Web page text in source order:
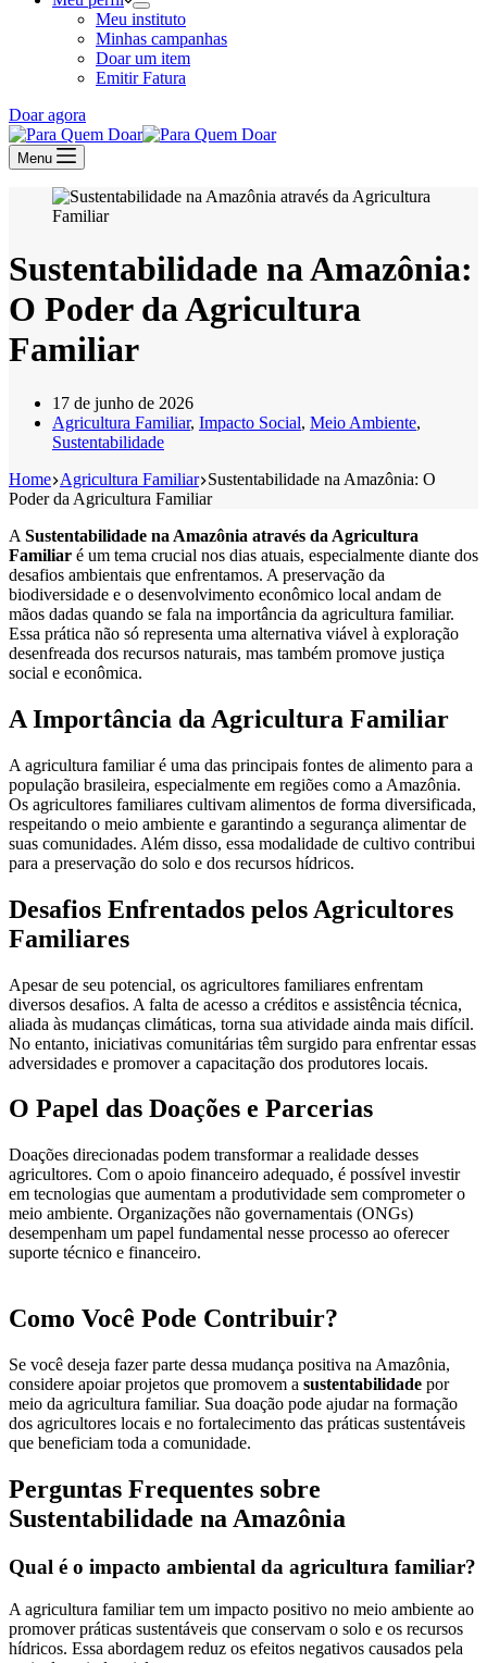
Meu instituto
Minhas campanhas
Doar um item
Emitir Fatura
Doar agora
Menu
Sustentabilidade na Amazônia:
O Poder da Agricultura
Familiar
17 de junho de 2026
Agricultura Familiar, Impacto Social, Meio Ambiente,
Sustentabilidade
Home Agricultura Familiar Sustentabilidade na Amazônia: O
Poder da Agricultura Familiar
A Sustentabilidade na Amazônia através da Agricultura
Familiar é um tema crucial nos dias atuais, especialmente diante dos
desafios ambientais que enfrentamos. A preservação da
biodiversidade e o desenvolvimento econômico local andam de
mãos dadas quando se fala na importância da agricultura familiar.
Essa prática não só representa uma alternativa viável à exploração
desenfreada dos recursos naturais, mas também promove justiça
social e econômica.
A Importância da Agricultura Familiar
A agricultura familiar é uma das principais fontes de alimento para a
população brasileira, especialmente em regiões como a Amazônia.
Os agricultores familiares cultivam alimentos de forma diversificada,
respeitando o meio ambiente e garantindo a segurança alimentar de
suas comunidades. Além disso, essa modalidade de cultivo contribui
para a preservação do solo e dos recursos hídricos.
Desafios Enfrentados pelos Agricultores
Familiares
Apesar de seu potencial, os agricultores familiares enfrentam
diversos desafios. A falta de acesso a créditos e assistência técnica,
aliada às mudanças climáticas, torna sua atividade ainda mais difícil.
No entanto, iniciativas comunitárias têm surgido para enfrentar essas
adversidades e promover a capacitação dos produtores locais.
O Papel das Doações e Parcerias
Doações direcionadas podem transformar a realidade desses
agricultores. Com o apoio financeiro adequado, é possível investir
em tecnologias que aumentam a produtividade sem comprometer o
meio ambiente. Organizações não governamentais (ONGs)
desempenham um papel fundamental nesse processo ao oferecer
suporte técnico e financeiro.
Como Você Pode Contribuir?
Se você deseja fazer parte dessa mudança positiva na Amazônia,
considere apoiar projetos que promovem a sustentabilidade por
meio da agricultura familiar. Sua doação pode ajudar na formação
dos agricultores locais e no fortalecimento das práticas sustentáveis
que beneficiam toda a comunidade.
Perguntas Frequentes sobre
Sustentabilidade na Amazônia
Qual é o impacto ambiental da agricultura familiar?
A agricultura familiar tem um impacto positivo no meio ambiente ao
promover práticas sustentáveis que conservam o solo e os recursos
hídricos. Essa abordagem reduz os efeitos negativos causados pela